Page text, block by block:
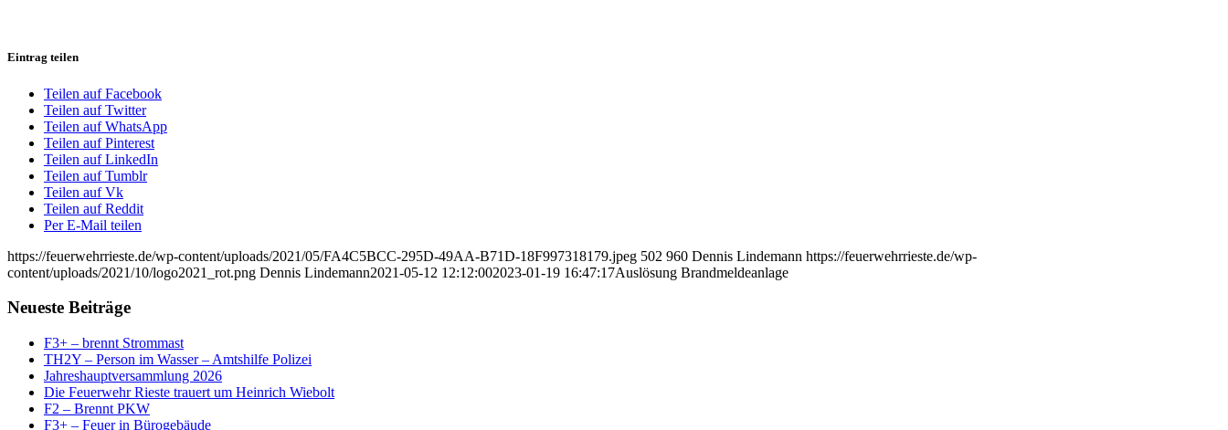
Eintrag teilen
Teilen auf Facebook
Teilen auf Twitter
Teilen auf WhatsApp
Teilen auf Pinterest
Teilen auf LinkedIn
Teilen auf Tumblr
Teilen auf Vk
Teilen auf Reddit
Per E-Mail teilen
https://feuerwehrrieste.de/wp-content/uploads/2021/05/FA4C5BCC-295D-49AA-B71D-18F997318179.jpeg 502 960 Dennis Lindemann https://feuerwehrrieste.de/wp-
content/uploads/2021/10/logo2021_rot.png Dennis Lindemann2021-05-12 12:12:002023-01-19 16:47:17Auslösung Brandmeldeanlage
Neueste Beiträge
F3+ – brennt Strommast
TH2Y – Person im Wasser – Amtshilfe Polizei
Jahreshauptversammlung 2026
Die Feuerwehr Rieste trauert um Heinrich Wiebolt
F2 – Brennt PKW
F3+ – Feuer in Bürogebäude